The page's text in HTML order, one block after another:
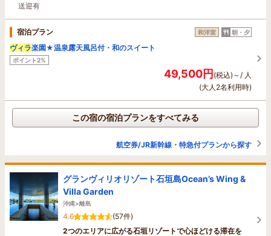
送迎有
宿泊プラン 和洋室 朝・夕
ヴィラ楽園★温泉露天風呂付・和のスイート
ポイント2%
49,500円(税込)～/ 人
(大人2名利用時)
この宿の宿泊プランをすべてみる
航空券/JR新幹線・特急付プランから探す
グランヴィリオリゾート石垣島Ocean’s Wing &
Villa Garden
沖縄>離島
4.6
(57件)
2つのエリアに広がる石垣リゾートで心ほどける滞在を